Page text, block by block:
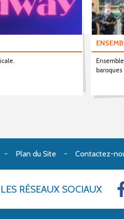
baroques
Plan du Site Contactez-
RÉSEAUX SOCIAUX